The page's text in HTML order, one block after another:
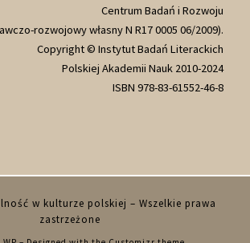
Centrum Badań i Rozwoju
rozwojowy własny N R17 0005 06/2009).
Copyright © Instytut Badań Literackich
Polskiej Akademii Nauk 2010-2024
ISBN 978-83-61552-46-8
w kulturze polskiej – Wszelkie prawa
zastrzeżone